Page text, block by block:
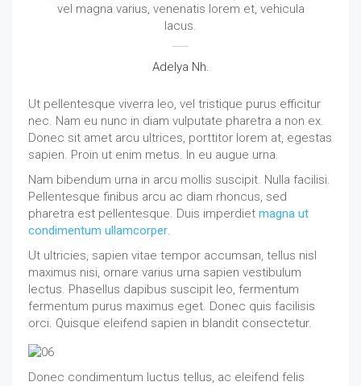
vel magna varius, venenatis lorem et, vehicula
lacus.
Adelya Nh.
Ut pellentesque viverra leo, vel tristique purus efficitur
nec. Nam eu nunc in diam vulputate pharetra a non ex.
Donec sit amet arcu ultrices, porttitor lorem at, egestas
sapien. Proin ut enim metus. In eu augue urna.
Nam bibendum urna in arcu mollis suscipit. Nulla facilisi.
Pellentesque finibus arcu ac diam rhoncus, sed
pharetra est pellentesque. Duis imperdiet magna ut
condimentum ullamcorper.
Ut ultricies, sapien vitae tempor accumsan, tellus nisl
maximus nisi, ornare varius urna sapien vestibulum
lectus. Phasellus dapibus suscipit leo, fermentum
fermentum purus maximus eget. Donec quis facilisis
orci. Quisque eleifend sapien in blandit consectetur.
Donec condimentum luctus tellus, ac eleifend felis